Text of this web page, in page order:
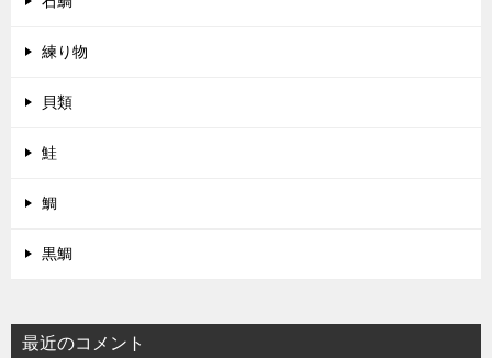
練り物
貝類
鮭
鯛
黒鯛
最近のコメント